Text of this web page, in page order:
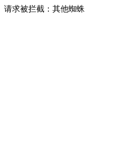
请求被拦截：其他蜘蛛